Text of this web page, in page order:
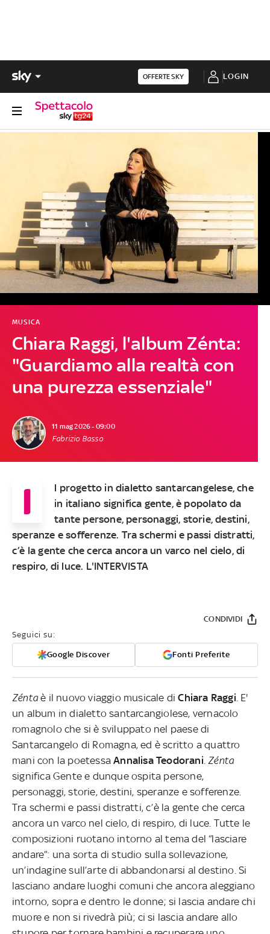
OFFERTE SKY LOGIN
Chiara Raggi, l'album Zénta:
"Guardiamo alla realtà con
una purezza essenziale"
MUSICA
11 mag 2026 - 09:00
Fabrizio Basso
I
l progetto in dialetto santarcangelese, che
in italiano significa gente, è popolato da
tante persone, personaggi, storie, destini,
speranze e sofferenze. Tra schermi e passi distratti,
c’è la gente che cerca ancora un varco nel cielo, di
respiro, di luce. L'INTERVISTA
Seguici su:
Google Discover Fonti Preferite
CONDIVIDI
Zéntaè il nuovo viaggio musicale diChiara Raggi. E'
un album in dialetto santarcangiolese, vernacolo
romagnolo che si è sviluppato nel paese di
Santarcangelo di Romagna, ed è scritto a quattro
mani con la poetessa Annalisa Teodorani.Zénta
significa Gente e dunque ospita persone,
personaggi, storie, destini, speranze e sofferenze.
Tra schermi e passi distratti, c’è la gente che cerca
ancora un varco nel cielo, di respiro, di luce. Tutte le
composizioni ruotano intorno al tema del “lasciare
andare”: una sorta di studio sulla sollevazione,
un’indagine sull’arte di abbandonarsi al destino. Si
lasciano andare luoghi comuni che ancora aleggiano
intorno, sopra e dentro le donne; si lascia andare chi
muore e non si rivedrà più; ci si lascia andare allo